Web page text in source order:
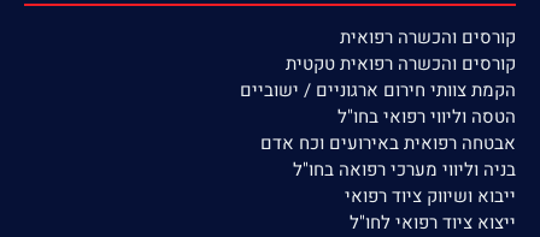
קורסים והכשרה רפואית
קורסים והכשרה רפואית טקטית
הקמת צוותי חירום ארגוניים / ישוביים
הטסה וליווי רפואי בחו"ל
אבטחה רפואית באירועים וכח אדם
בניה וליווי מערכי רפואה בחו"ל
ייבוא ושיווק ציוד רפואי
ייצוא ציוד רפואי לחו"ל